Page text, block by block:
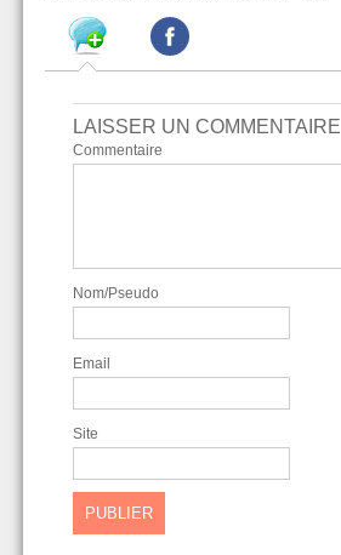
LAISSER UN COMMENTAIRE
Commentaire
Nom/Pseudo
Email
Site